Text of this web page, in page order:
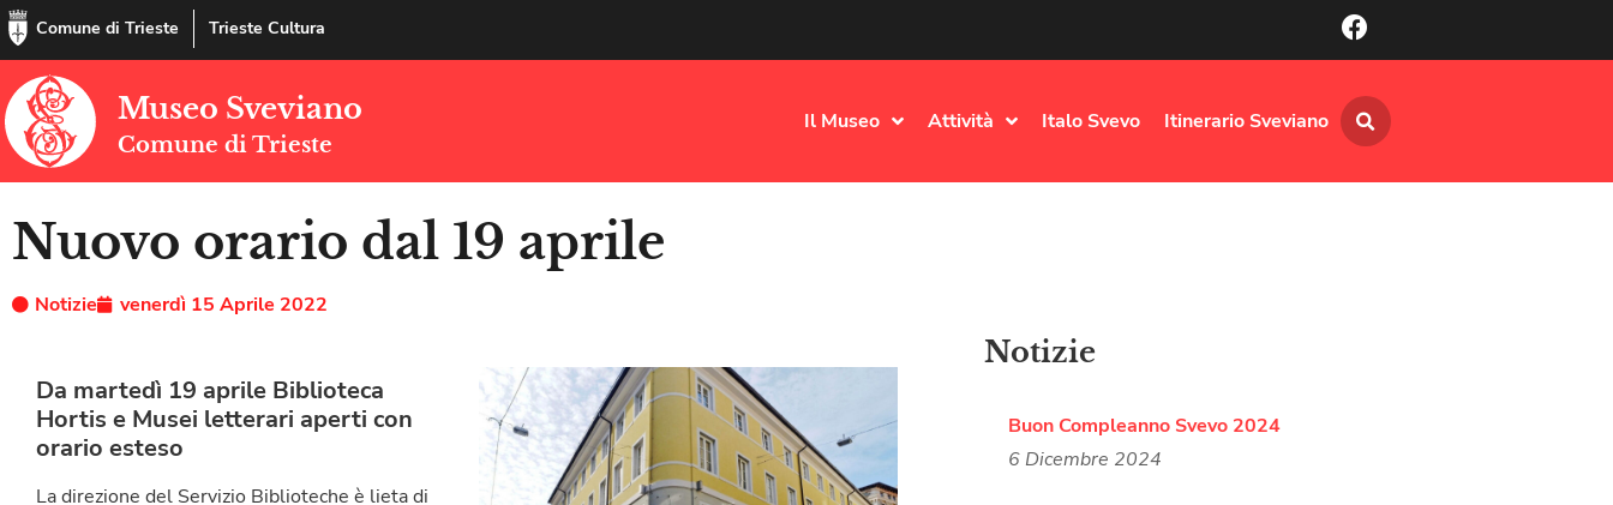
Comune di Trieste Trieste Cultura
Museo Sveviano
Comune di Trieste
Il Museo Attività Italo Svevo Itinerario Sveviano
Nuovo orario dal 19 aprile
Notizie venerdì 15 Aprile 2022
Da martedì 19 aprile Biblioteca
Hortis e Musei letterari aperti con
orario esteso
La direzione del Servizio Biblioteche è lieta di
Notizie
Buon Compleanno Svevo 2024
6 Dicembre 2024